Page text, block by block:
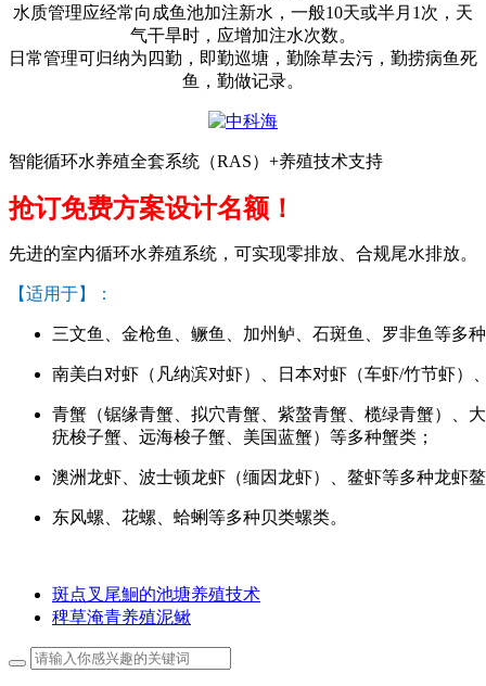
水质管理应经常向成鱼池加注新水，一般10天或半月 1 次，天
气干旱时，应增加注水次数。
日常管理可归纳为四勤，即勤巡塘，勤除草去污，勤捞病鱼死
鱼，勤做记录。
智能循环水养殖全套系统（RAS）+养殖技术支持
抢订免费方案设计名额！
先进的室内循环水养殖系统，可实现零排放、合规尾水排放。
【适用于】：
三文鱼、金枪鱼、鳜鱼、加州鲈、石斑鱼、罗非鱼等多
南美白对虾（凡纳滨对虾）、日本对虾（车虾/竹节虾）
青蟹（锯缘青蟹、拟穴青蟹、紫螯青蟹、榄绿青蟹）、
疣梭子蟹、远海梭子蟹、美国蓝蟹）等多种蟹类；
澳洲龙虾、波士顿龙虾（缅因龙虾）、鳌虾等多种龙虾
东风螺、花螺、蛤蜊等多种贝类螺类。
斑点叉尾鮰的池塘养殖技术
稗草淹青养殖泥鳅